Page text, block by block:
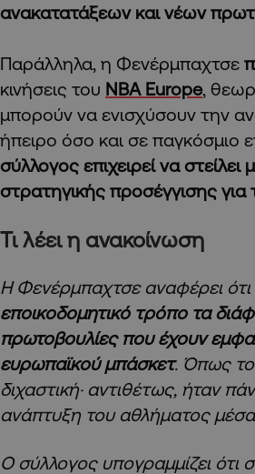
ανακατατάξεων και νέων
Παράλληλα, η Φενέρμπαχτσε
κινήσεις του NBA Europe,
μπορούν να ενισχύσουν την
ήπειρο όσο και σε παγκόσμιο
σύλλογος επιχειρεί να
στρατηγικής προσέγγισης για
Τι λέει η ανακοίνωση
Η Φενέρμπαχτσε αναφέρει ότι
εποικοδομητικό τρόπο τα
πρωτοβουλίες που έχουν
ευρωπαϊκού μπάσκετ. Όπως
διχαστική· αντιθέτως, ήταν
ανάπτυξη του αθλήματος
Ο σύλλογος υπογραμμίζει ότι